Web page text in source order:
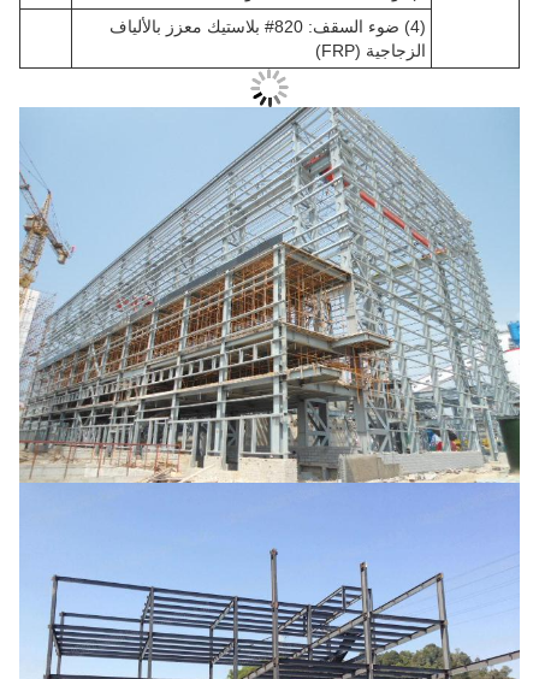
(4) ضوء السقف: 820# بلاستيك معزز بالألياف
الزجاجية (FRP)